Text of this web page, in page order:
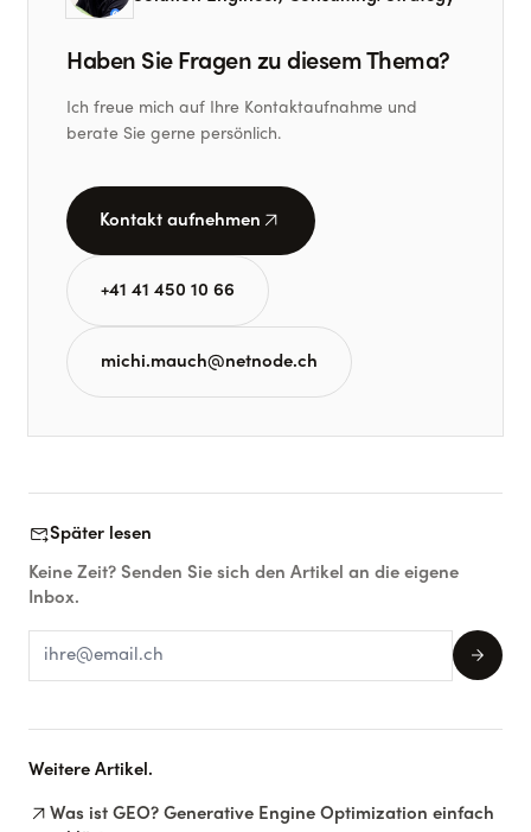
Haben Sie Fragen zu diesem Thema?
Ich freue mich auf Ihre Kontaktaufnahme und
berate Sie gerne persönlich.
Kontakt aufnehmen arrow_outward
+41 41 450 10 66
michi.mauch@netnode.ch
forward_to_inboxSpäter lesen
Keine Zeit? Senden Sie sich den Artikel an die eigene
Inbox.
arrow_forward
Weitere Artikel.
arrow_outward Was ist GEO? Generative Engine Optimization einfach